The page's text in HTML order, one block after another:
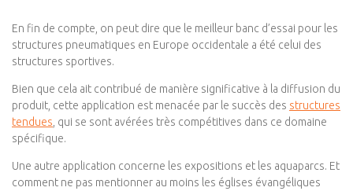
En fin de compte, on peut dire que le meilleur banc d’essai pour les
structures pneumatiques en Europe occidentale a été celui des
structures sportives.
Bien que cela ait contribué de manière significative à la diffusion du
produit, cette application est menacée par le succès des structures
tendues , qui se sont avérées très compétitives dans ce domaine
spécifique.
Une autre application concerne les expositions et les aquaparcs. Et
comment ne pas mentionner au moins les églises évangéliques